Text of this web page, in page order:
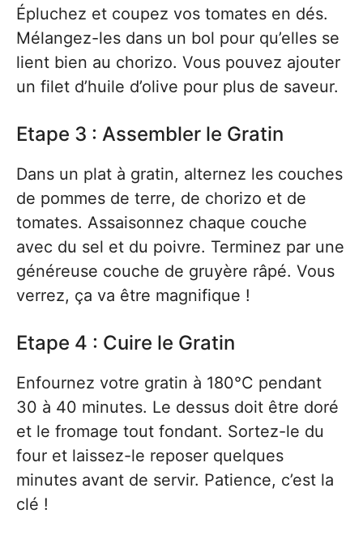
Épluchez et coupez vos tomates en dés.
Mélangez-les dans un bol pour qu’elles se
lient bien au chorizo. Vous pouvez ajouter
un filet d’huile d’olive pour plus de saveur.
Etape 3 : Assembler le Gratin
Dans un plat à gratin, alternez les couches
de pommes de terre, de chorizo et de
tomates. Assaisonnez chaque couche
avec du sel et du poivre. Terminez par une
généreuse couche de gruyère râpé. Vous
verrez, ça va être magnifique !
Etape 4 : Cuire le Gratin
Enfournez votre gratin à 180°C pendant
30 à 40 minutes. Le dessus doit être doré
et le fromage tout fondant. Sortez-le du
four et laissez-le reposer quelques
minutes avant de servir. Patience, c’est la
clé !